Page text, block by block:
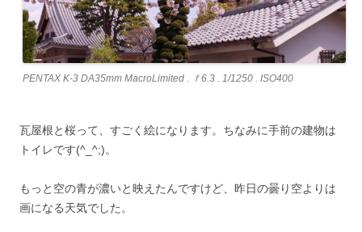
PENTAX K-3 DA35mm MacroLimited . ｆ6.3 . 1/1250 . ISO400
瓦屋根と桜って、すごく絵になります。ちなみに手前の建物は
トイレです(^_^;)。
もっと空の青が濃いと映えたんですけど、昨日の曇り空よりは
画になる天気でした。